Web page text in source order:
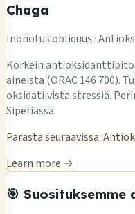
Chaga
Inonotus obliquus ·
Korkein
aineista (ORAC 146 700).
oksidatiivista stressiä.
Siperiassa.
Parasta seuraavissa:
Learn more →
🎯